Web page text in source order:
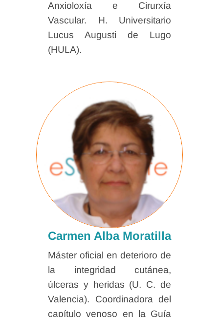
Anxioloxía e Cirurxía
Vascular. H. Universitario
Lucus Augusti de Lugo
(HULA).
Carmen Alba Moratilla
Máster oficial en deterioro de
la integridad cutánea,
úlceras y heridas (U. C. de
Valencia). Coordinadora del
capítulo venoso en la Guía